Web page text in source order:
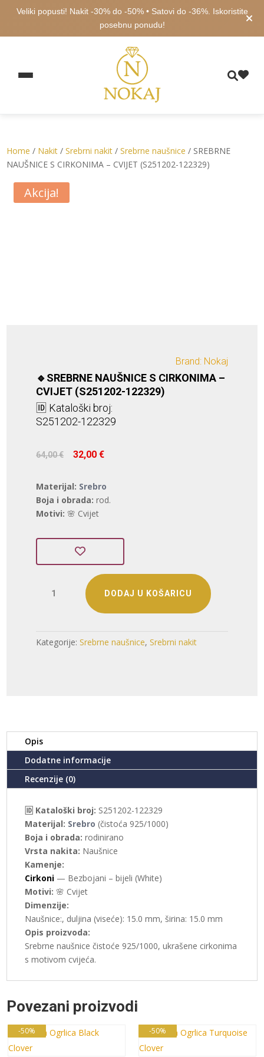
Veliki popusti! Nakit -30% do -50% • Satovi do -36%. Iskoristite
posebnu ponudu!
Home / Nakit /Srebrni nakit /Srebrne naušnice / SREBRNE
NAUŠNICE S CIRKONIMA – CVIJET (S251202-122329)
Akcija!
Brand: Nokaj
🔹SREBRNE NAUŠNICE S CIRKONIMA –
CVIJET (S251202-122329)
🆔 Kataloški broj:
S251202-122329
64,00€ Izvorna
cijena
bila
je:
64,00 €.
32,00€
Materijal: Srebro
Boja i obrada: rod.
Motivi: 🌸 Cvijet
NAUŠNICE
-
CVIJET
DODAJ U KOŠARICU
Kategorije:Srebrne naušnice,Srebrni nakit
Opis
Dodatne informacije
Recenzije (0)
🆔 Kataloški broj: S251202-122329
Materijal: Srebro (čistoća 925/1000)
Boja i obrada: rodinirano
Vrsta nakita: Naušnice
Kamenje:
Cirkoni — Bezbojani – bijeli (White)
Motivi: 🌸 Cvijet
Dimenzije:
Naušnice:, duljina (viseće): 15.0 mm, širina: 15.0 mm
Opis proizvoda:
Srebrne naušnice čistoće 925/1000, ukrašene cirkonima
s motivom cvijeća.
Povezani proizvodi
-50% -50%